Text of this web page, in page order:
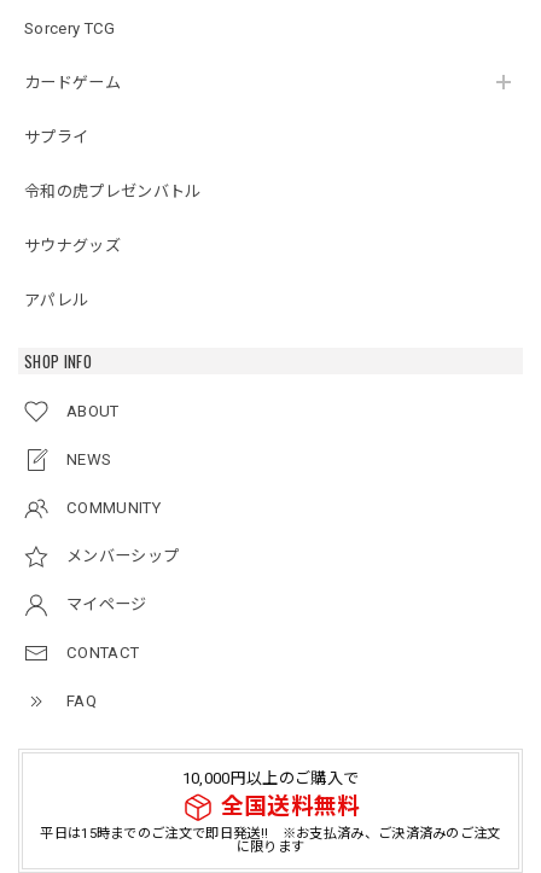
Sorcery TCG
カードゲーム
サプライ
令和の虎プレゼンバトル
サウナグッズ
アパレル
SHOP INFO
ABOUT
NEWS
COMMUNITY
メンバーシップ
マイページ
CONTACT
FAQ
10,000円以上のご購入で
全国送料無料
平日は15時までのご注文で即日発送!! ※お支払済み、ご決済済みのご注文
に限ります